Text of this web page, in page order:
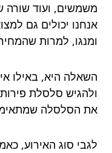
משמשים, ועוד שורה
אנחנו יכולים גם
ומנגו, למרות
השאלה היא, באילו
ולהגיש סלסלת פירות
את הסלסלה
לגבי סוג האירוע,